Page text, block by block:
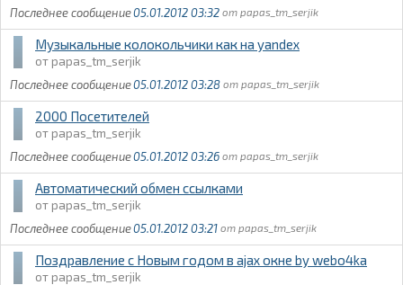
05.01.2012 03:32
papas_tm_serjik
Музыкальные колокольчики как на yandex
papas_tm_serjik
05.01.2012 03:28
papas_tm_serjik
2000 Посетителей
papas_tm_serjik
05.01.2012 03:26
papas_tm_serjik
Автоматический обмен ссылками
papas_tm_serjik
05.01.2012 03:21
papas_tm_serjik
Поздравление с Новым годом в ajax окне by webo4ka
papas_tm_serjik